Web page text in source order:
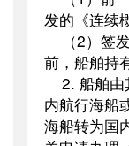
发的《连续
（2）签
前，船舶持
2. 船舶
内航行海船
海船转为国